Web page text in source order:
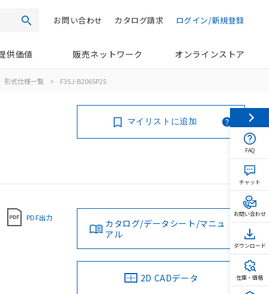
検索 ログイン/新規登録
カタログ請求
お問い合わせ
供価値 販売ネットワーク オンラインストア
形式仕様一覧 > F3SJ-B2065P25
マイリストに追加
PDF出力
カタログ/データシート/マニュ
アル
2D CADデータ
FAQ
チャット
お問い合わせ
ダウンロード
在庫・価格